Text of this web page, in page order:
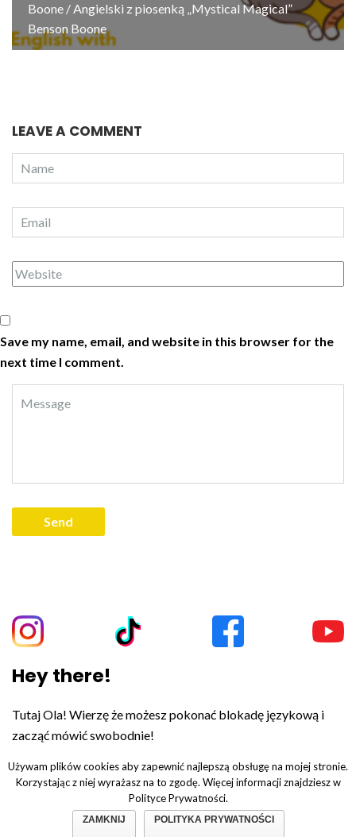
Boone / Angielski z piosenką „Mystical Magical”
Benson Boone
LEAVE A COMMENT
Save my name, email, and website in this browser for the
next time I comment.
Hey there!
Tutaj Ola! Wierzę że możesz pokonać blokadę językową i
zacząć mówić swobodnie!
© Copyright 2019. All Rights Reserved.Polityka prywatności.
Regulamin
Używam plików cookies aby zapewnić najlepszą obsługę na mojej stronie.
Korzystając z niej wyrażasz na to zgodę. Więcej informacji znajdziesz w
Polityce Prywatności.
ZAMKNIJ POLITYKA PRYWATNOŚCI